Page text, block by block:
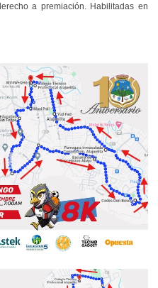
a premiación. Habilitadas en